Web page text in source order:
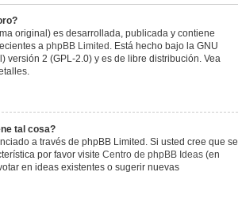
original) es desarrollada, publicada y contiene
a phpBB Limited . Está hecho bajo la GNU
versión 2 (GPL-2.0) y es de libre distribución. Vea
tal cosa?
a través de phpBB Limited. Si usted cree que se
por favor visite Centro de phpBB Ideas (en
en ideas existentes o sugerir nuevas